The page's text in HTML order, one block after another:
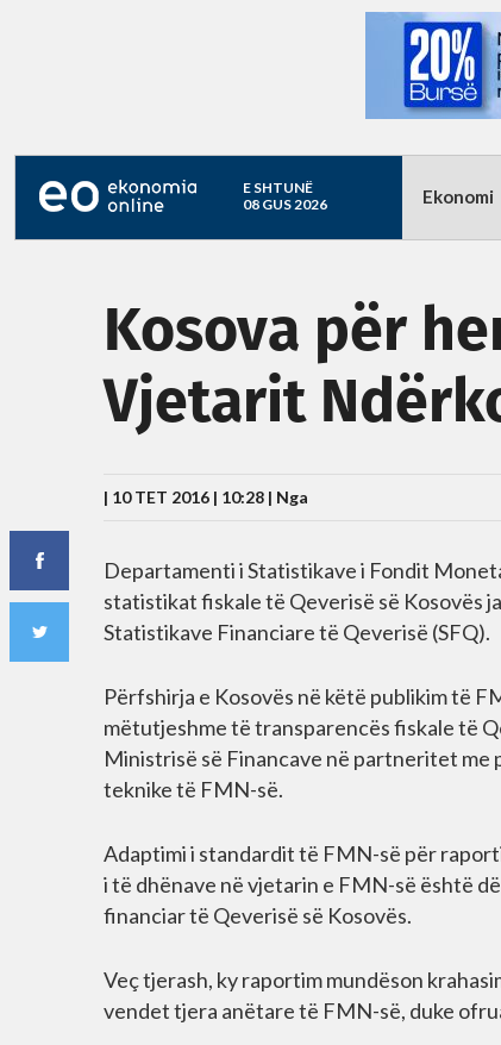
E SHTUNË
08 GUS 2026
Ekonomi
Kosova për
Vjetarit
| 10 TET 2016 | 10:28 | Nga
Departamenti i Statistikave i Fondit
statistikat fiskale të Qeverisë së Kosovës
Statistikave Financiare të Qeverisë (SFQ).
Përfshirja e Kosovës në këtë publikim të
mëtutjeshme të transparencës fiskale të
Ministrisë së Financave në partneritet
teknike të FMN-së.
Adaptimi i standardit të FMN-së për
i të dhënave në vjetarin e FMN-së është
financiar të Qeverisë së Kosovës.
Veç tjerash, ky raportim mundëson
vendet tjera anëtare të FMN-së, duke